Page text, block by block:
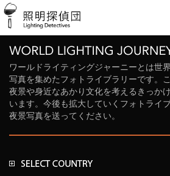
ワールドライティングジャーニーとは世
写真を集めたフォトライブラリーです。
夜景や身近なあかり文化を考えるきっか
います。今後も拡大していくフォトライ
夜景写真を送ってください。